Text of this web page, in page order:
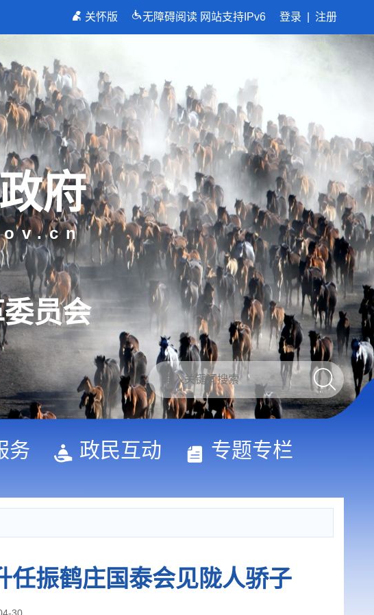
关怀版 无障碍阅读 网站支持IPv6 登录 注册
府
员会
务 政民互动 专题专栏
任振鹤庄国泰会见陇人骄子